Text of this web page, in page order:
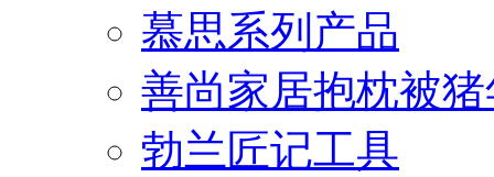
慕思系列产品
善尚家居抱枕被
勃兰匠记工具